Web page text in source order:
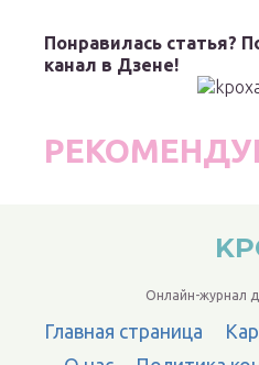
Понравилась статья?
канал в Дзене!
Онлайн-журнал
Главная страница